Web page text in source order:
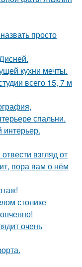
просто
кухни мечты.
всего 15, 7 м
спальни.
интерьер.
взгляд от
пора вам о нём
столике
очень